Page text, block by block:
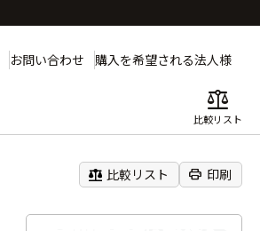
お問い合わせ 購入を希望される法人様
balance
比較リスト
balance 比較リスト print 印刷